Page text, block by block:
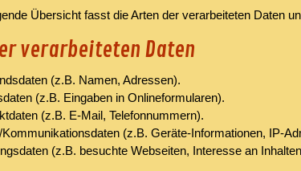
Übersicht fasst die Arten der verarbeiteten Daten
verarbeiteten Daten
(z.B. Namen, Adressen).
(z.B. Eingaben in Onlineformularen).
(z.B. E-Mail, Telefonnummern).
Kommunikationsdaten (z.B. Geräte-Informationen, IP-
(z.B. besuchte Webseiten, Interesse an